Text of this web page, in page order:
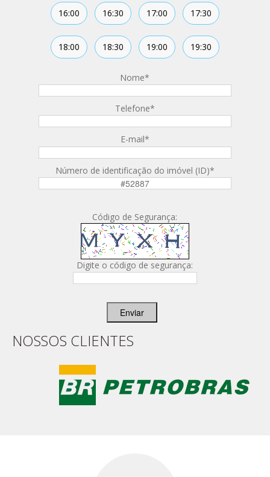
16:00 16:30 17:00 17:30
18:00 18:30 19:00 19:30
Nome*
Telefone*
E-mail*
Número de identificação do imóvel (ID)*
Código de Segurança:
Digite o código de segurança:
Enviar
NOSSOS CLIENTES